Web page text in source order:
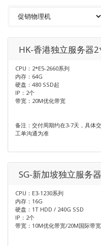
HK-香港独立服务器
CPU：2*E5-2660系列
内存：64G
硬盘：480 SSD起
IP：2个
带宽：20M优化带宽
备注：交付周期约在3-7天，具体
工单沟通为准
SG-新加坡独立服务
CPU：E3-1230系列
内存：16G
硬盘：1T HDD / 240G SSD
IP：2个
带宽：10M优化带宽/20M国际带宽